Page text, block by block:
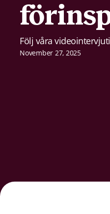
Följ våra
November 27, 2025